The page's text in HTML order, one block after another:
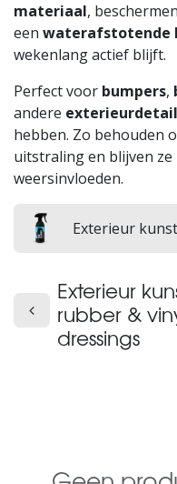
materiaal,
een waterafstotende
wekenlang actief blijft.
Perfect voor bumpers,
andere
hebben. Zo behouden
uitstraling en blijven
weersinvloeden.
Exterieur
Exterieur
rubber &
dressings